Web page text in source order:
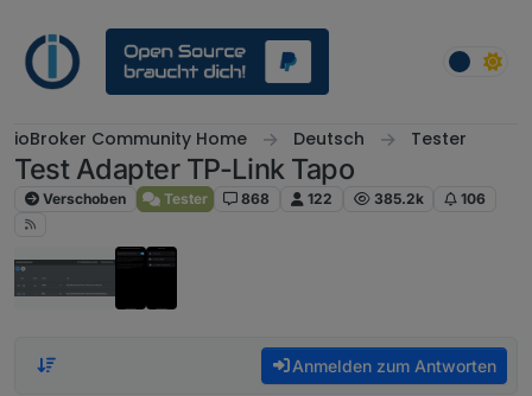
ioBroker Community Home Deutsch Tester
Test Adapter TP-Link Tapo
Verschoben Tester 868 122 385.2k 106
Anmelden zum Antworten